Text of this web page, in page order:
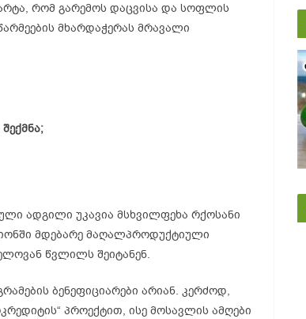
რომ გარემოს დაცვისა და სოფლის
მხარდაჭერას მრავალი
ადგილი უკავია მსხვილფეხა რქოსანი
მდებარე მაღალპროდუქტიული
წვლილს შეიტანენ.
ბენეფიციარები არიან. კერძოდ,
პროექტით, ისე მოსავლის ამღები